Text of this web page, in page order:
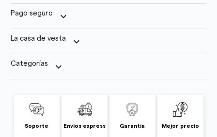
Pago seguro keyboard_arrow_down
La casa de vesta keyboard_arrow_down
Categorías keyboard_arrow_down
Soporte Envíos express Garantía Mejor precio